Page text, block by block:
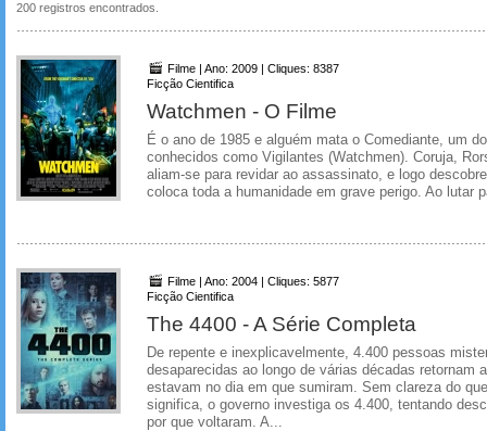
200 registros encontrados.
Filme | Ano: 2009 | Cliques: 8387
Ficção Cientifica
Watchmen - O Filme
É o ano de 1985 e alguém mata o Comediante, um
conhecidos como Vigilantes (Watchmen). Coruja,
aliam-se para revidar ao assassinato, e logo
coloca toda a humanidade em grave perigo. Ao lutar
Filme | Ano: 2004 | Cliques: 5877
Ficção Cientifica
The 4400 - A Série Completa
De repente e inexplicavelmente, 4.400 pessoas
desaparecidas ao longo de várias décadas retornam
estavam no dia em que sumiram. Sem clareza do
significa, o governo investiga os 4.400, tentando
por que voltaram. A...